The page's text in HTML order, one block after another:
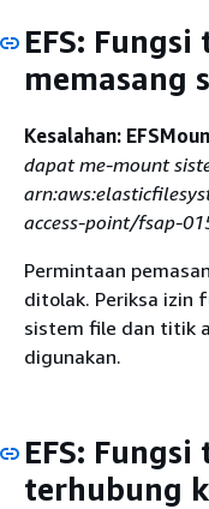
EFS:
memasang
Kesalahan:
dapat me-mount
access-point/fsap-
Permintaan
ditolak. Periksa izin
sistem file dan titik
digunakan.
EFS:
terhubung